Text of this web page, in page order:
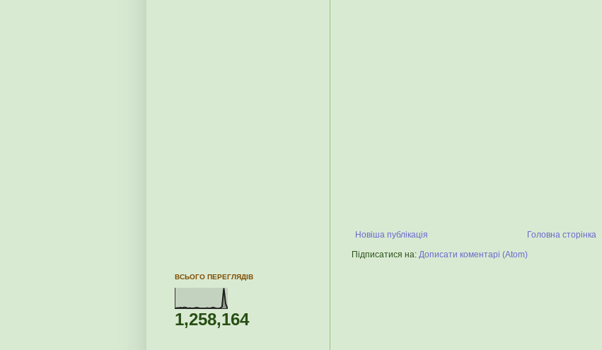
Новіша публікація
Головна сторінка
Підписатися на: Дописати коментарі (Atom)
ВСЬОГО ПЕРЕГЛЯДІВ
1,258,164